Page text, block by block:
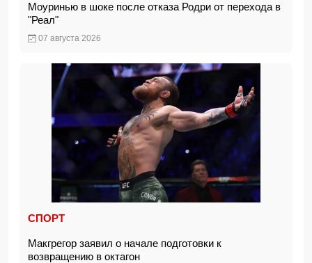
Моуринью в шоке после отказа Родри от перехода в
"Реал"
07 августа 2026
СПОРТ
Макгрегор заявил о начале подготовки к
возвращению в октагон